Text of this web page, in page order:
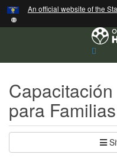
Skip
to
content
An official website of the
de
para